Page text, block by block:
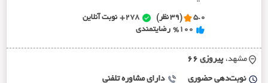
5.0 (39 نظر) 278+
نوبت آنلاین
%100 رضایتمندی
مشهد، پيروزي 66
نوبت‌دهی حضوری دارای مشاوره تلفنی